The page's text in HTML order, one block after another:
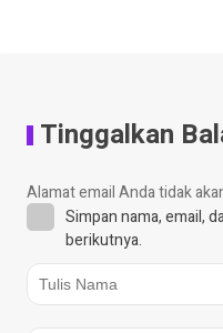
Tinggalkan
Alamat email Anda tidak
Simpan nama, email,
berikutnya.